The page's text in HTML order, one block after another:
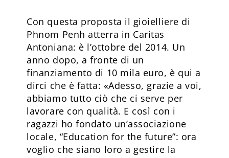
Con questa proposta il gioielliere di
Phnom Penh atterra in Caritas
Antoniana: è l’ottobre del 2014. Un
anno dopo, a fronte di un
finanziamento di 10 mila euro, è qui a
dirci che è fatta: «Adesso, grazie a voi,
abbiamo tutto ciò che ci serve per
lavorare con qualità. E così con i
ragazzi ho fondato un’associazione
locale, “Education for the future”: ora
voglio che siano loro a gestire la